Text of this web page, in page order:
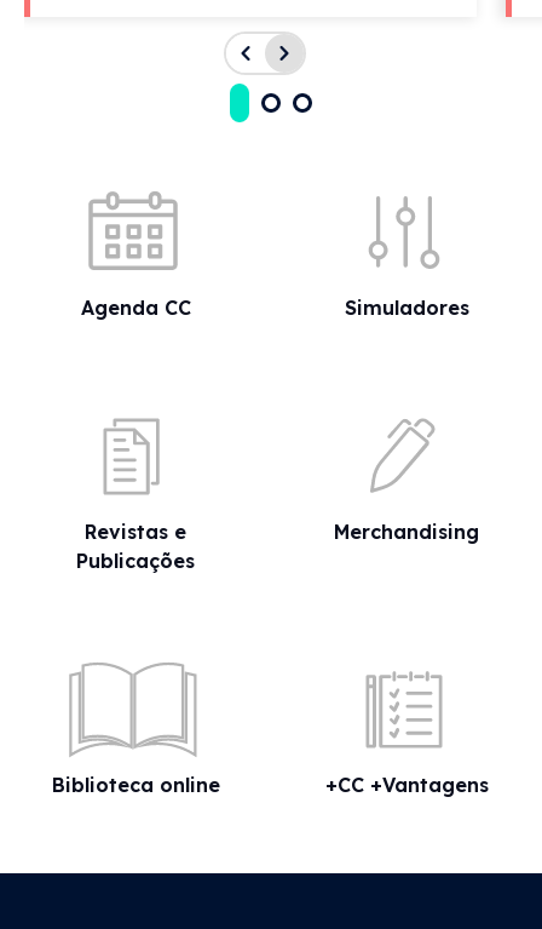
Agenda CC Simuladores
Revistas e
Publicações
Merchandising
Biblioteca online +CC +Vantagens